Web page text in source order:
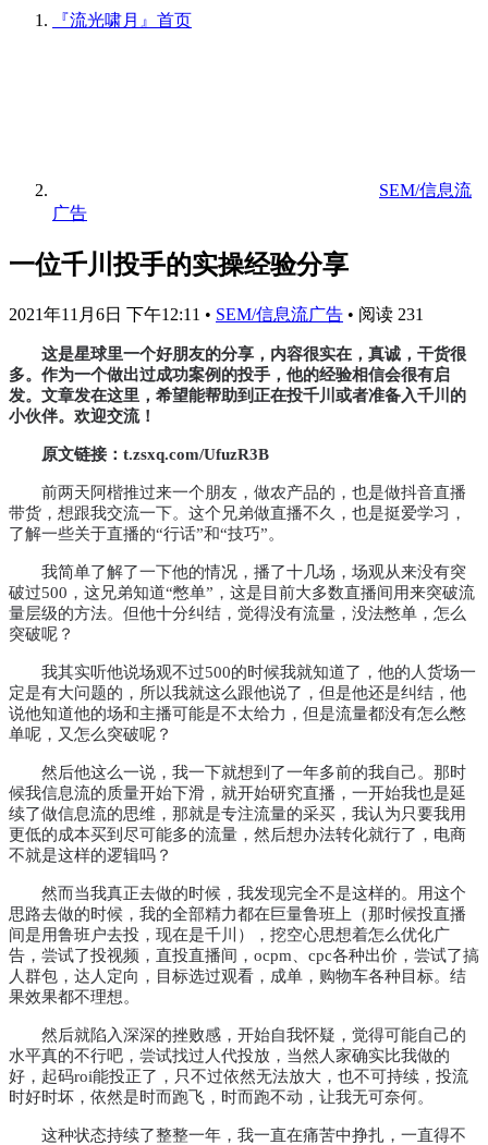
『流光啸月』 首页
SEM/信息流
广告
一位千川投手的实操经验分享
2021年11月6日 下午12:11 • SEM/信息流广告 • 阅读 231
这是星球里一个好朋友的分享，内容很实在，真诚，干货很
多。作为一个做出过成功案例的投手，他的经验相信会很有启
发。文章发在这里，希望能帮助到正在投千川或者准备入千川的
小伙伴。欢迎交流！
原文链接：t.zsxq.com/UfuzR3B
前两天阿楷推过来一个朋友，做农产品的，也是做抖音直播
带货，想跟我交流一下。这个兄弟做直播不久，也是挺爱学习，
了解一些关于直播的“行话”和“技巧”。
我简单了解了一下他的情况，播了十几场，场观从来没有突
破过500，这兄弟知道“憋单” ，这是目前大多数直播间用来突破流
量层级的方法。但他十分纠结，觉得没有流量，没法憋单，怎么
突破呢？
我其实听他说场观不过500的时候我就知道了，他的人货场一
定是有大问题的，所以我就这么跟他说了，但是他还是纠结，他
说他知道他的场和主播可能是不太给力，但是流量都没有怎么憋
单呢，又怎么突破呢？
然后他这么一说，我一下就想到了一年多前的我自己。 那时
候我信息流的质量开始下滑，就开始研究直播，一开始我也是延
续了做信息流的思维，那就是专注流量的采买，我认为只要我用
更低的成本买到尽可能多的流量，然后想办法转化就行了，电商
不就是这样的逻辑吗？
然而当我真正去做的时候，我发现完全不是这样的。用这个
思路去做的时候，我的全部精力都在巨量鲁班上（那时候投直播
间是用鲁班户去投，现在是千川），挖空心思想着怎么优化广
告，尝试了投视频，直投直播间，ocpm
cpc各种出价，尝试了搞
人群包，达人定向，目标选过观看，成单，购物车各种目标。结
果效果都不理想。
然后就陷入深深的挫败感，开始自我怀疑，觉得可能自己的
水平真的不行吧，尝试找过人代投放，当然人家确实比我做的
好，起码roi能投正了，只不过依然无法放大，也不可持续，投流
时好时坏，依然是时而跑飞，时而跑不动，让我无可奈何。
这种状态持续了整整一年，我一直在痛苦中挣扎，一直得不